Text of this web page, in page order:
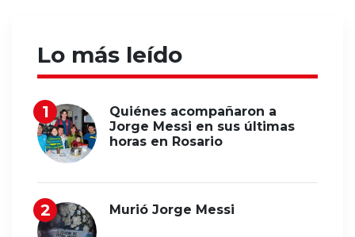
Lo más leído
Quiénes acompañaron a
Jorge Messi en sus últimas
horas en Rosario
Murió Jorge Messi